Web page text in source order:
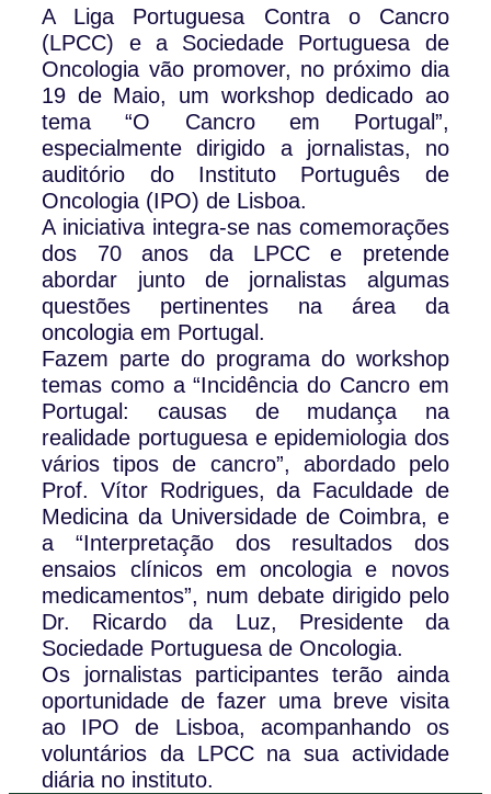
A Liga Portuguesa Contra o Cancro
(LPCC) e a Sociedade Portuguesa de
Oncologia vão promover, no próximo dia
19 de Maio, um workshop dedicado ao
tema “O Cancro em Portugal”,
especialmente dirigido a jornalistas, no
auditório do Instituto Português de
Oncologia (IPO) de Lisboa.
A iniciativa integra-se nas comemorações
dos 70 anos da LPCC e pretende
abordar junto de jornalistas algumas
questões pertinentes na área da
oncologia em Portugal.
Fazem parte do programa do workshop
temas como a “Incidência do Cancro em
Portugal: causas de mudança na
realidade portuguesa e epidemiologia dos
vários tipos de cancro”, abordado pelo
Prof. Vítor Rodrigues, da Faculdade de
Medicina da Universidade de Coimbra, e
a “Interpretação dos resultados dos
ensaios clínicos em oncologia e novos
medicamentos”, num debate dirigido pelo
Dr. Ricardo da Luz, Presidente da
Sociedade Portuguesa de Oncologia.
Os jornalistas participantes terão ainda
oportunidade de fazer uma breve visita
ao IPO de Lisboa, acompanhando os
voluntários da LPCC na sua actividade
diária no instituto.